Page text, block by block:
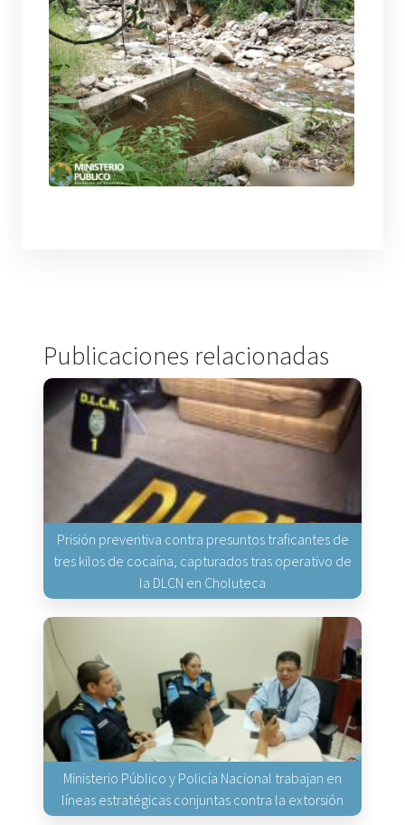
Publicaciones relacionadas
Prisión preventiva contra presuntos traficantes de
tres kilos de cocaína, capturados tras operativo de
la DLCN en Choluteca
Ministerio Público y Policía Nacional trabajan en
líneas estratégicas conjuntas contra la extorsión